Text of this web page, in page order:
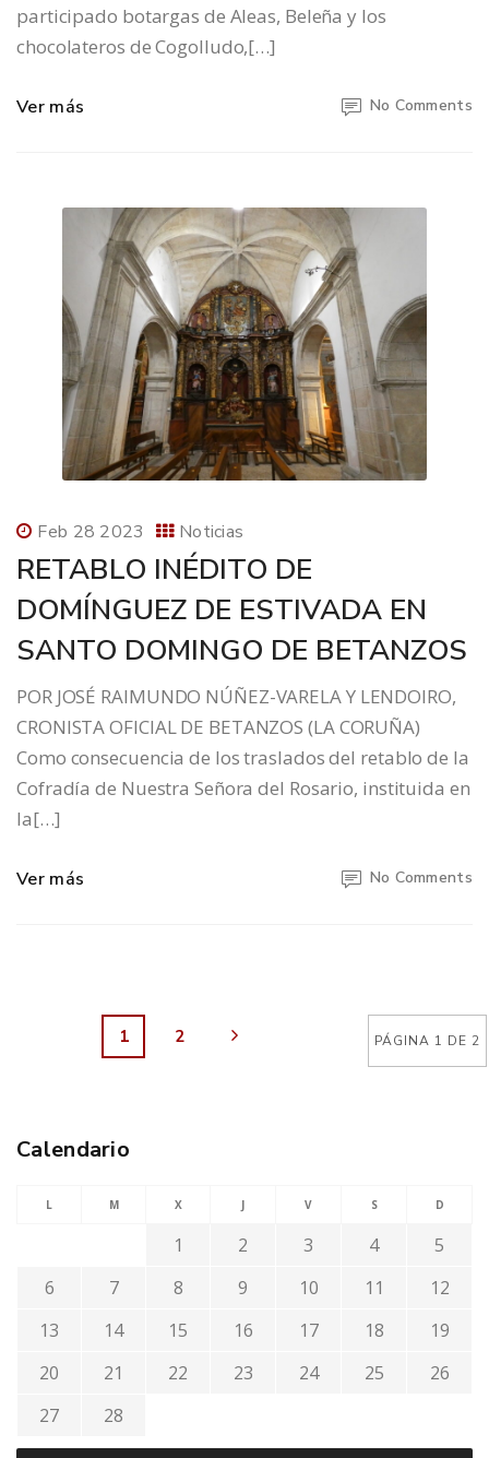
participado botargas de Aleas, Beleña y los
chocolateros de Cogolludo,[…]
Ver más No Comments
Feb 28 2023 Noticias
RETABLO INÉDITO DE
DOMÍNGUEZ DE ESTIVADA EN
SANTO DOMINGO DE BETANZOS
POR JOSÉ RAIMUNDO NÚÑEZ-VARELA Y LENDOIRO,
CRONISTA OFICIAL DE BETANZOS (LA CORUÑA)
Como consecuencia de los traslados del retablo de la
Cofradía de Nuestra Señora del Rosario, instituida en
la[…]
Ver más No Comments
PÁGINA 1 DE 2
1 2
Calendario
L M X J V S D
1 2 3 4
5
6
7 8 9 10 11
12
13
14 15 16 17 18
19
20
21 22 23 24 25
26
27
28